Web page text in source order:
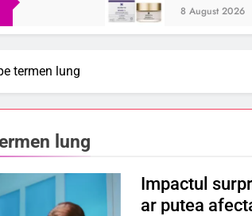
8 August 2026
termen lung
lung
Impactul
ar putea